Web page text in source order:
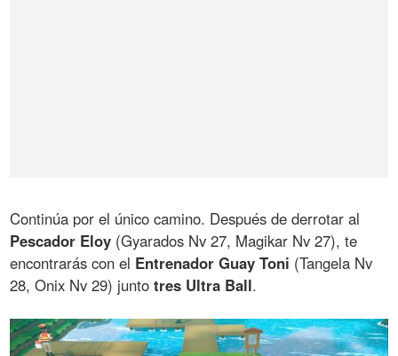
Continúa por el único camino. Después de derrotar al
Pescador Eloy (Gyarados Nv 27, Magikar Nv 27), te
encontrarás con el Entrenador Guay Toni (Tangela Nv
28, Onix Nv 29) juntotres Ultra Ball.